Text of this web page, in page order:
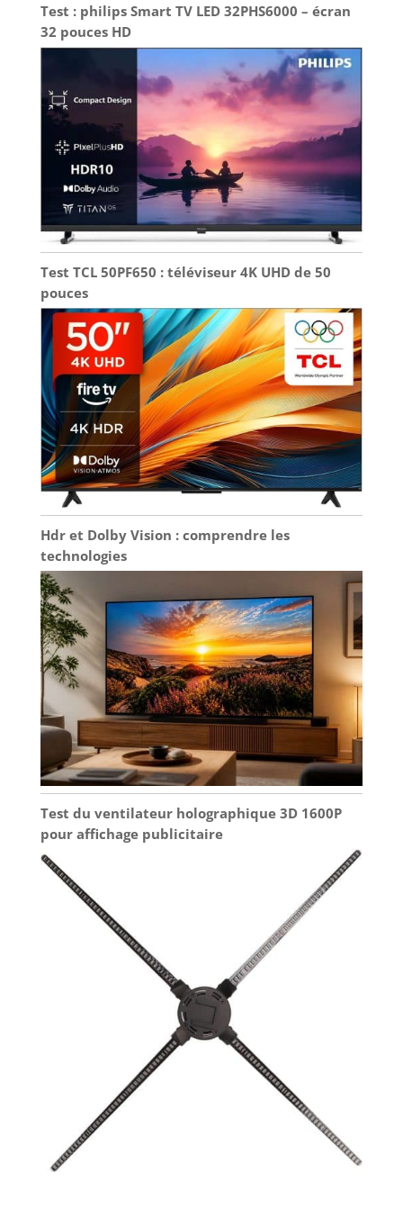
Test : philips Smart TV LED 32PHS6000 – écran
32 pouces HD
Test TCL 50PF650 : téléviseur 4K UHD de 50
pouces
Hdr et Dolby Vision : comprendre les
technologies
Test du ventilateur holographique 3D 1600P
pour affichage publicitaire